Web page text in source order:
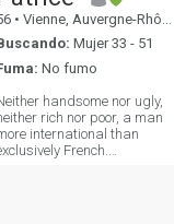
• Vienne, Auvergne-Rhône-Alpes, Francia
Mujer 33 - 51
No fumo
handsome nor ugly,
rich nor poor, a man
international than
French.